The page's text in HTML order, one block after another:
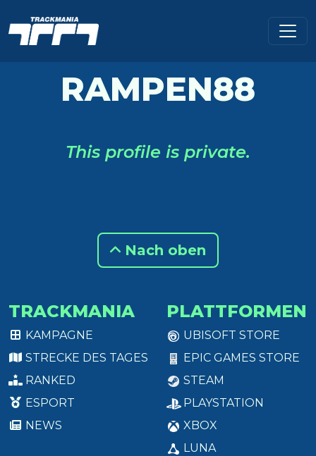
RAMPEN88
This profile is private.
Nach oben
TRACKMANIA
KAMPAGNE
STRECKE DES TAGES
RANKED
ESPORT
NEWS
PLATTFORMEN
UBISOFT STORE
EPIC GAMES STORE
STEAM
PLAYSTATION
XBOX
LUNA